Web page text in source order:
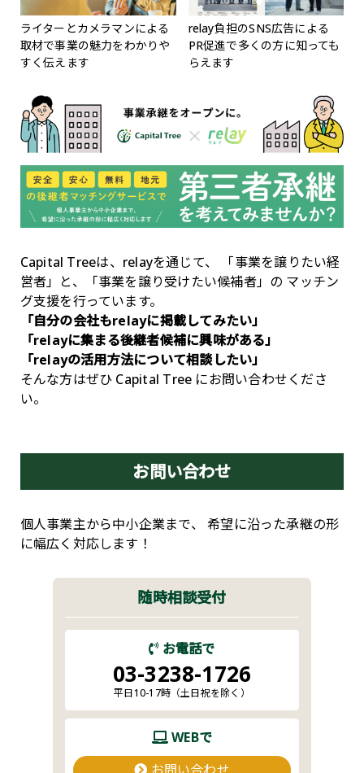
ライターとカメラマンによる
取材で事業の魅力をわかりや
すく伝えます
relay負担のSNS広告による
PR促進で多くの方に知っても
らえます
Capital Treeは、relayを通じて、
「事業を譲りたい経
営者」と、「事業を譲り受けたい候補者」の マッチン
グ支援を行っています。
「自分の会社もrelayに掲載してみたい」
「relayに集まる後継者候補に興味がある」
「relayの活用方法について相談したい」
そんな方はぜひ Capital Tree にお問い合わせくださ
い。
お問い合わせ
個人事業主から中小企業まで、
希望に沿った承継の形
に幅広く対応します！
随時相談受付
お電話で
03-3238-1726
平日10-17時（土日祝を除く）
WEBで
お問い合わせ